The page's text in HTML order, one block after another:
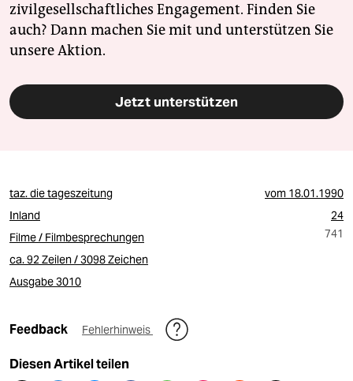
zivilgesellschaftliches Engagement. Finden Sie
auch? Dann machen Sie mit und unterstützen Sie
unsere Aktion.
Jetzt unterstützen
taz. die tageszeitung vom 18.01.1990
Inland
24
Filme / Filmbesprechungen
741
ca. 92 Zeilen / 3098 Zeichen
Ausgabe 3010
Feedback Fehlerhinweis
Diesen Artikel teilen